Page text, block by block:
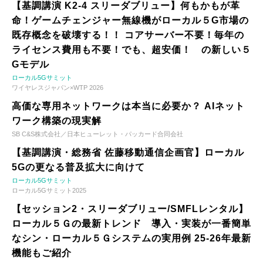
【基調講演 K2-4 スリーダブリュー】何もかもが革
命！ゲームチェンジャー無線機がローカル５G市場の
既存概念を破壊する！！ コアサーバー不要！毎年の
ライセンス費用も不要！でも、超安価！ の新しい５
Gモデル
ローカル5Gサミット
ワイヤレスジャパン×WTP 2026
高価な専用ネットワークは本当に必要か？ AIネット
ワーク構築の現実解
SB C&S株式会社／日本ヒューレット・パッカード合同会社
【基調講演・総務省 佐藤移動通信企画官】ローカル
5Gの更なる普及拡大に向けて
ローカル5Gサミット
ローカル5Gサミット2025
【セッション2・スリーダブリュー/SMFLレンタル】
ローカル５Ｇの最新トレンド 導入・実装が一番簡単
なシン・ローカル５Ｇシステムの実用例 25-26年最新
機能もご紹介